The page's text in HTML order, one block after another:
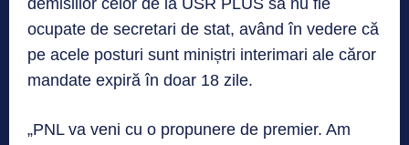
demisiilor celor de la USR PLUS să nu fie
ocupate de secretari de stat, având în vedere că
pe acele posturi sunt miniștri interimari ale căror
mandate expiră în doar 18 zile.
„PNL va veni cu o propunere de premier. Am